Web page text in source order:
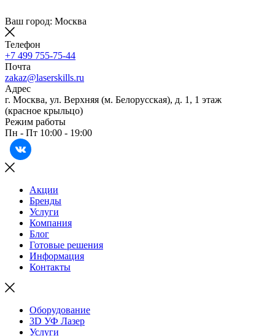
Ваш город: Москва
Телефон
+7 499 755-75-44
Почта
zakaz@laserskills.ru
Адрес
г. Москва, ул. Верхняя (м. Белорусская), д. 1, 1 этаж
(красное крыльцо)
Режим работы
Пн - Пт 10:00 - 19:00
Акции
Бренды
Услуги
Компания
Блог
Готовые решения
Информация
Контакты
Оборудование
3D УФ Лазер
Услуги